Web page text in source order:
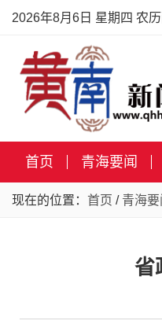
2026年8月6日 星期四 农
首页 青海要闻
现在的位置： 首页 / 青海要
省